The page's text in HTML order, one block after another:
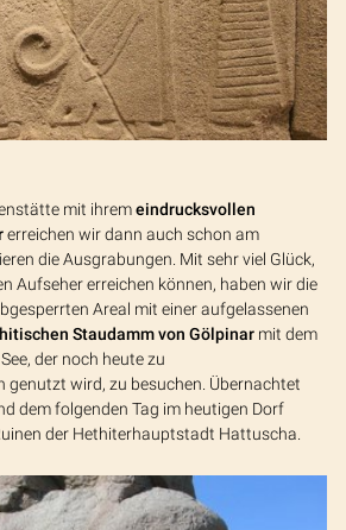
mit ihremeindrucksvollen
erreichen wir dann auch schon am
die Ausgrabungen. Mit sehr viel Glück,
Aufseher erreichen können, haben wir die
Areal mit einer aufgelassenen
Staudamm von Gölpinar mit dem
der noch heute zu
genutzt wird, zu besuchen. Übernachtet
dem folgenden Tag im heutigen Dorf
der Hethiterhauptstadt Hattuscha.